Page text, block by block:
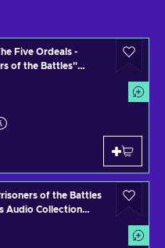
Five Ordeals -
of the Battles"
GLOBAL
of the Battles
Audio Collection
GLOBAL